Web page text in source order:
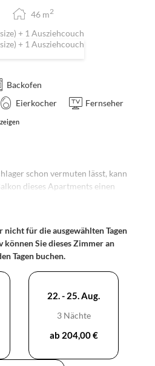
46 m2
+ 1 Ausziehcouch
+ 1 Ausziehcouch
Backofen
Eierkocher Fernseher
schon vermuten lässt, kann
dieses Apartments einen
der Namensgebung unseres
im Gassenschlager
auch in zwei Einzelbetten
im Wohnzimmer versteckt
wenn du für 4 buchst.
nicht für die ausgewählten Tagen
Sie dieses Zimmer an
Tagen buchen.
22. - 25. Aug.
3 Nächte
ab 204,00 €